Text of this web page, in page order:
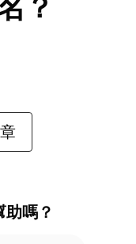
？
助嗎？